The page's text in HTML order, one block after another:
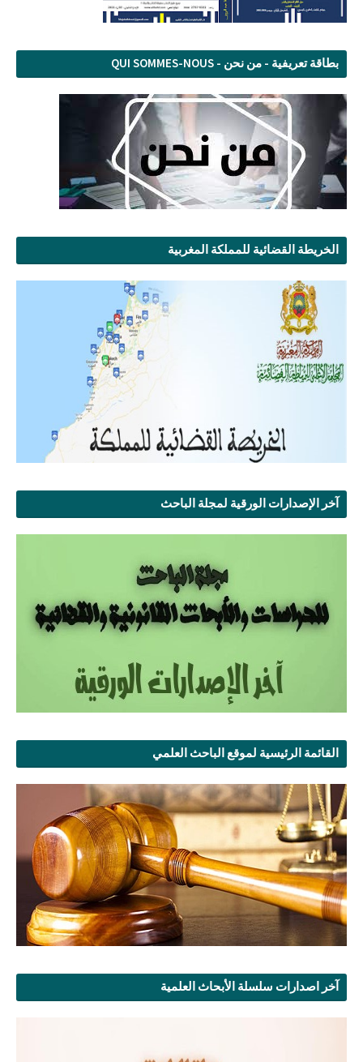
بطاقة تعريفية - من نحن - QUI SOMMES-NOUS
الخريطة القضائية للمملكة المغربية
آخر الإصدارات الورقية لمجلة الباحث
القائمة الرئيسية لموقع الباحث العلمي
آخر اصدارات سلسلة الأبحاث العلمية